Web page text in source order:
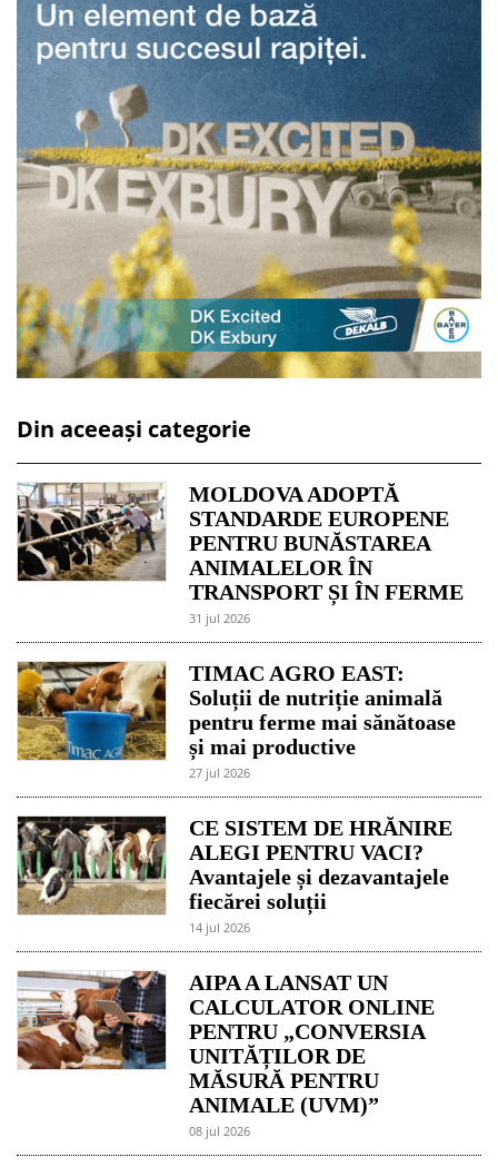
Din aceeași categorie
MOLDOVA ADOPTĂ
STANDARDE EUROPENE
PENTRU BUNĂSTAREA
ANIMALELOR ÎN
TRANSPORT ȘI ÎN FERME
31 jul 2026
TIMAC AGRO EAST:
Soluții de nutriție animală
pentru ferme mai sănătoase
și mai productive
27 jul 2026
CE SISTEM DE HRĂNIRE
ALEGI PENTRU VACI?
Avantajele și dezavantajele
fiecărei soluții
14 jul 2026
AIPA A LANSAT UN
CALCULATOR ONLINE
PENTRU „CONVERSIA
UNITĂȚILOR DE
MĂSURĂ PENTRU
ANIMALE (UVM)”
08 jul 2026